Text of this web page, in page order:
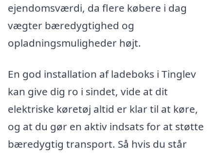
ejendomsværdi, da flere købere i dag
vægter bæredygtighed og
opladningsmuligheder højt.
En god installation af ladeboks i Tinglev
kan give dig ro i sindet, vide at dit
elektriske køretøj altid er klar til at køre,
og at du gør en aktiv indsats for at støtte
bæredygtig transport. Så hvis du står